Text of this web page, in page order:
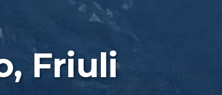
Friuli